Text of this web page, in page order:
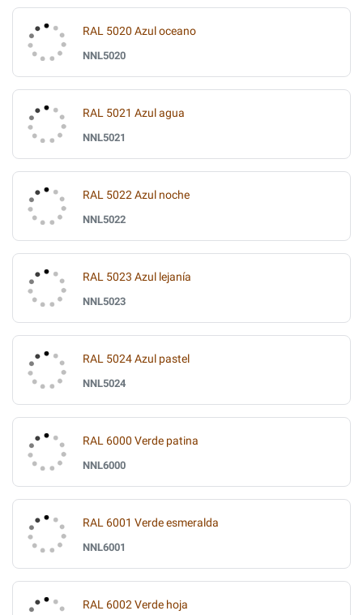
RAL 5020 Azul oceano
NNL5020
RAL 5021 Azul agua
NNL5021
RAL 5022 Azul noche
NNL5022
RAL 5023 Azul lejanía
NNL5023
RAL 5024 Azul pastel
NNL5024
RAL 6000 Verde patina
NNL6000
RAL 6001 Verde esmeralda
NNL6001
RAL 6002 Verde hoja